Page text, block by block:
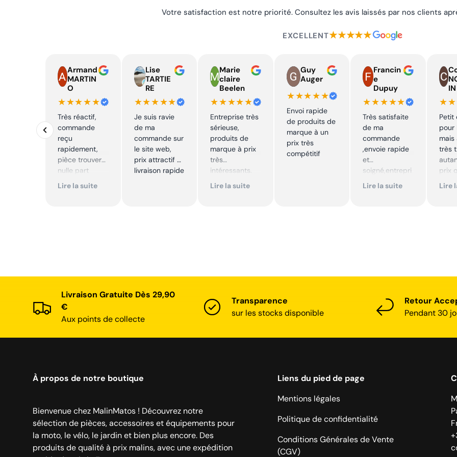
Votre satisfaction est notre priorité. Consultez les avis laissés par nos clients
EXCELLENT★★★★★
Armand
MARTIN
O
★★★★★
Très réactif,
commande
reçu
rapidement,
pièce trouver
nulle part
ailleurs et
Lire la suite
Lise
TARTIE
RE
★★★★★
Je suis ravie
de ma
commande sur
le site web,
prix attractif et
livraison rapide
Marie
claire
Beelen
★★★★★
Entreprise très
sérieuse,
produits de
marque à prix
très
intéressants.
Excellent suivi !
Lire la suite
Guy
Auger
★★★★★
Envoi rapide
de produits de
marque à un
prix très
compétitif
Francin
e
Dupuy
★★★★★
Très satisfaite
de ma
commande
,envoie rapide
et
soigné,entrepri
se sérieuse
Lire la suite
IN
Petit
pour
mais
très
prix
Lire
Livraison Gratuite Dès 29,90
€
Aux points de collecte
Transparence
sur les stocks disponible
Retour
Pendant 30
À propos de notre boutique
Bienvenue chez MalinMatos ! Découvrez notre
sélection de pièces, accessoires et équipements pour
la moto, le vélo, le jardin et bien plus encore. Des
produits de qualité à prix malins, avec une expédition
Liens du pied de page
Mentions légales
Politique de confidentialité
Conditions Générales de Vente
(CGV)